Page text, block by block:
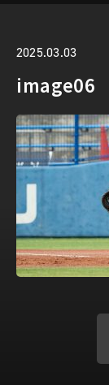
2025.03.03
image06